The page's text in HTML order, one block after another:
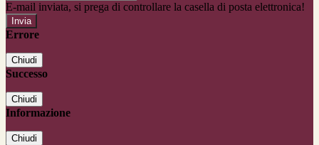
E-mail inviata, si prega di controllare la casella di posta elettronica!
Errore
Chiudi
Successo
Chiudi
Informazione
Chiudi